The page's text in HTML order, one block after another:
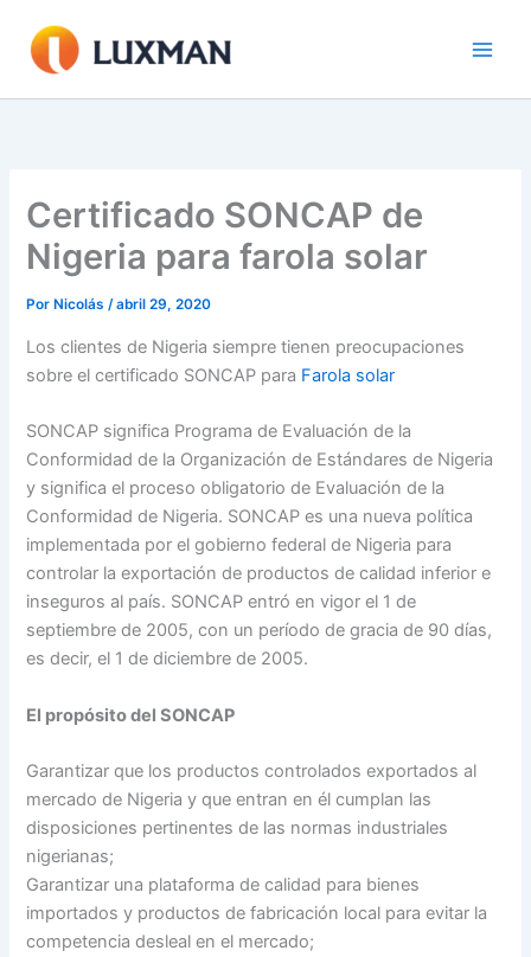
contenido
Certificado SONCAP de
Nigeria para farola solar
Por Nicolás/abril 29, 2020
Los clientes de Nigeria siempre tienen preocupaciones
sobre el certificado SONCAP para Farola solar
SONCAP significa Programa de Evaluación de la
Conformidad de la Organización de Estándares de Nigeria
y significa el proceso obligatorio de Evaluación de la
Conformidad de Nigeria. SONCAP es una nueva política
implementada por el gobierno federal de Nigeria para
controlar la exportación de productos de calidad inferior e
inseguros al país. SONCAP entró en vigor el 1 de
septiembre de 2005, con un período de gracia de 90 días,
es decir, el 1 de diciembre de 2005.
El propósito del SONCAP
Garantizar que los productos controlados exportados al
mercado de Nigeria y que entran en él cumplan las
disposiciones pertinentes de las normas industriales
nigerianas;
Garantizar una plataforma de calidad para bienes
importados y productos de fabricación local para evitar la
competencia desleal en el mercado;